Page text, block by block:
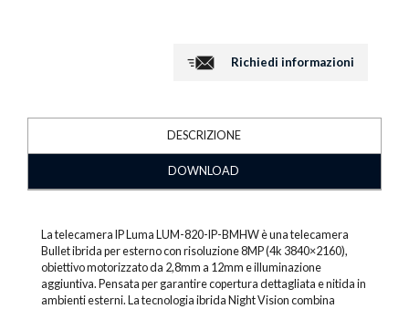
Richiedi informazioni
DESCRIZIONE
DOWNLOAD
La telecamera IP Luma LUM-820-IP-BMHW è una telecamera
Bullet ibrida per esterno con risoluzione 8MP (4k 3840×2160),
obiettivo motorizzato da 2,8mm a 12mm e illuminazione
aggiuntiva. Pensata per garantire copertura dettagliata e nitida in
ambienti esterni. La tecnologia ibrida Night Vision combina